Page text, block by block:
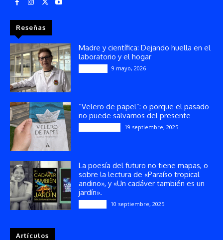
Reseñas
Madre y científica: Dejando huella en el
laboratorio y el hogar
9 mayo, 2026
“Velero de papel”: o porque el pasado
no puede salvarnos del presente
19 septiembre, 2025
La poesía del futuro no tiene mapas, o
sobre la lectura de «Paraíso tropical
andino», y «Un cadáver también es un
jardín».
10 septiembre, 2025
Artículos